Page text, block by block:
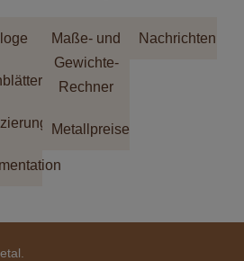
Maße- und
Gewichte-
Rechner
Metallpreise
Nachrichten